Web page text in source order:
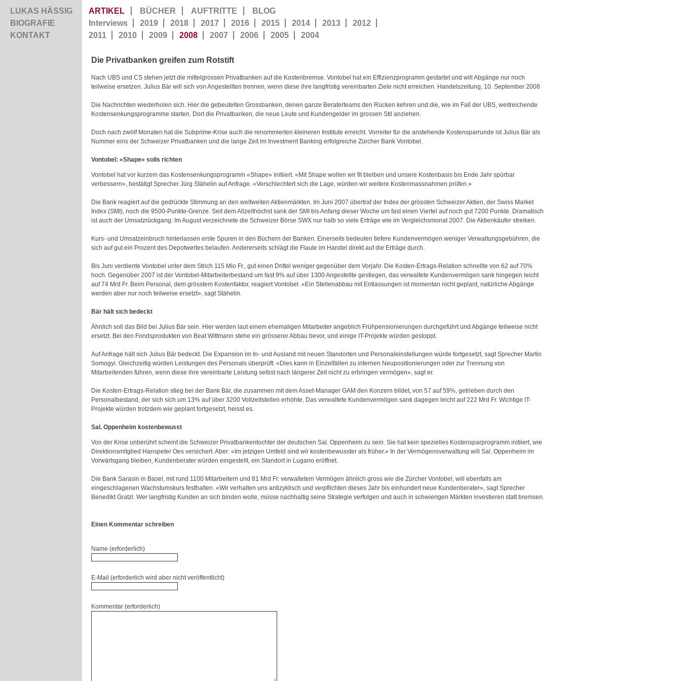
LUKAS HÄSSIG
BIOGRAFIE
KONTAKT
ARTIKEL BÜCHER AUFTRITTE
BLOG
Interviews
2019 2018 2017 2016 2015 2014 2013
2012
2011
2010 2009 2008 2007 2006 2005 2004
Die Privatbanken greifen zum Rotstift
Nach UBS und CS stehen jetzt die mittelgrossen Privatbanken auf die Kostenbremse. Vontobel hat ein Effizienzprogramm gestartet und will Abgänge nur noch
teilweise ersetzen. Julius Bär will sich von Angestellten trennen, wenn diese ihre langfristig vereinbarten Ziele nicht erreichen. Handelszeitung, 10. September 2008
Die Nachrichten wiederholen sich. Hier die gebeutelten Grossbanken, denen ganze Beraterteams den Rücken kehren und die, wie im Fall der UBS, weitreichende
Kostensenkungsprogramme starten. Dort die Privatbanken, die neue Leute und Kundengelder im grossen Stil anziehen.
Doch nach zwölf Monaten hat die Subprime-Krise auch die renommierten kleineren Institute erreicht. Vorreiter für die anstehende Kostensparrunde ist Julius Bär als
Nummer eins der Schweizer Privatbanken und die lange Zeit im Investment Banking erfolgreiche Zürcher Bank Vontobel.
Vontobel: «Shape» solls richten
Vontobel hat vor kurzem das Kostensenkungsprogramm «Shape» initiiert. «Mit Shape wollen wir fit bleiben und unsere Kostenbasis bis Ende Jahr spürbar
verbessern», bestätigt Sprecher Jürg Stähelin auf Anfrage. «Verschlechtert sich die Lage, würden wir weitere Kostenmassnahmen prüfen.»
Die Bank reagiert auf die gedrückte Stimmung an den weltweiten Aktienmärkten. Im Juni 2007 übertraf der Index der grössten Schweizer Aktien, der Swiss Market
Index (SMI), noch die 9500-Punkte-Grenze. Seit dem Allzeithöchst sank der SMI bis Anfang dieser Woche um fast einen Viertel auf noch gut 7200 Punkte. Dramatisch
ist auch der Umsatzrückgang: Im August verzeichnete die Schweizer Börse SWX nur halb so viele Erträge wie im Vergleichsmonat 2007. Die Aktienkäufer streiken.
Kurs- und Umsatzeinbruch hinterlassen erste Spuren in den Büchern der Banken. Einerseits bedeuten tiefere Kundenvermögen weniger Verwaltungsgebühren, die
sich auf gut ein Prozent des Depotwertes belaufen. Andererseits schlägt die Flaute im Handel direkt auf die Erträge durch.
Bis Juni verdiente Vontobel unter dem Strich 115 Mio Fr., gut einen Drittel weniger gegenüber dem Vorjahr. Die Kosten-Ertrags-Relation schnellte von 62 auf 70%
hoch. Gegenüber 2007 ist der Vontobel-Mitarbeiterbestand um fast 9% auf über 1300 Angestellte gestiegen, das verwaltete Kundenvermögen sank hingegen leicht
auf 74 Mrd Fr. Beim Personal, dem grösstem Kostenfaktor, reagiert Vontobel. «Ein Stellenabbau mit Entlassungen ist momentan nicht geplant, natürliche Abgänge
werden aber nur noch teilweise ersetzt», sagt Stähelin.
Bär hält sich bedeckt
Ähnlich soll das Bild bei Julius Bär sein. Hier werden laut einem ehemaligen Mitarbeiter angeblich Frühpensionierungen durchgeführt und Abgänge teilweise nicht
ersetzt. Bei den Fondsprodukten von Beat Wittmann stehe ein grösserer Abbau bevor, und einige IT-Projekte würden gestoppt.
Auf Anfrage hält sich Julius Bär bedeckt. Die Expansion im In- und Ausland mit neuen Standorten und Personaleinstellungen würde fortgesetzt, sagt Sprecher Martin
Somogyi. Gleichzeitig würden Leistungen des Personals überprüft. «Dies kann in Einzelfällen zu internen Neupositionierungen oder zur Trennung von
Mitarbeitenden führen, wenn diese ihre vereinbarte Leistung selbst nach längerer Zeit nicht zu erbringen vermögen», sagt er.
Die Kosten-Ertrags-Relation stieg bei der Bank Bär, die zusammen mit dem Asset-Manager GAM den Konzern bildet, von 57 auf 59%, getrieben durch den
Personalbestand, der sich sich um 13% auf über 3200 Vollzeitstellen erhöhte. Das verwaltete Kundenvermögen sank dagegen leicht auf 222 Mrd Fr. Wichtige IT-
Projekte würden trotzdem wie geplant fortgesetzt, heisst es.
Sal. Oppenheim kostenbewusst
Von der Krise unberührt scheint die Schweizer Privatbankentochter der deutschen Sal. Oppenheim zu sein. Sie hat kein spezielles Kostensparprogramm initiiert, wie
Direktionsmitglied Hanspeter Oes versichert. Aber: «Im jetzigen Umfeld sind wir kostenbewusster als früher.» In der Vermögensverwaltung will Sal. Oppenheim im
Vorwärtsgang bleiben, Kundenberater würden eingestellt, ein Standort in Lugano eröffnet.
Die Bank Sarasin in Basel, mit rund 1100 Mitarbeitern und 81 Mrd Fr. verwaltetem Vermögen ähnlich gross wie die Zürcher Vontobel, will ebenfalls am
eingeschlagenen Wachstumskurs festhalten. «Wir verhalten uns antizyklisch und verpflichten dieses Jahr bis einhundert neue Kundenberater», sagt Sprecher
Benedikt Gratzl. Wer langfristig Kunden an sich binden wolle, müsse nachhaltig seine Strategie verfolgen und auch in schwierigen Märkten investieren statt bremsen.
Einen Kommentar schreiben
Name (erforderlich)
E-Mail (erforderlich wird aber nicht veröffentlicht)
Kommentar (erforderlich)